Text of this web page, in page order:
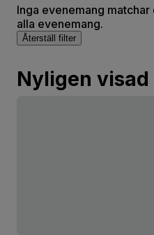
Inga evenemang
alla evenemang.
Återställ filter
Nyligen visad